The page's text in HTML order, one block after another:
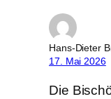
Hans-Dieter
17. Mai 2026
Die